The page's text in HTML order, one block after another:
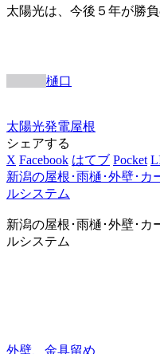
太陽光は、今後５年が勝
樋口
太陽光発電屋根
シェアする
X Facebook はてブ Pocket
新潟の屋根･雨樋･外壁･カ
ルシステム
新潟の屋根･雨樋･外壁･カ
ルシステム
外壁、金具留め